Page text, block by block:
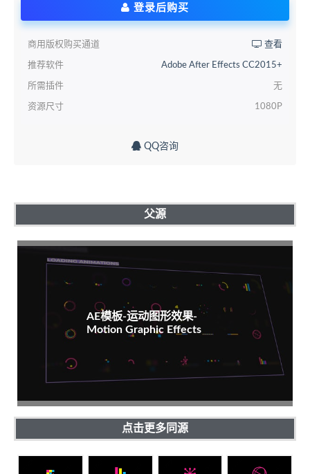
登录后购买
商用版权购买通道 查看
推荐软件 Adobe After Effects CC2015+
所需插件 无
资源尺寸 1080P
QQ咨询
父源
AE模板-运动图形效果-
Motion Graphic Effects
点击更多同源